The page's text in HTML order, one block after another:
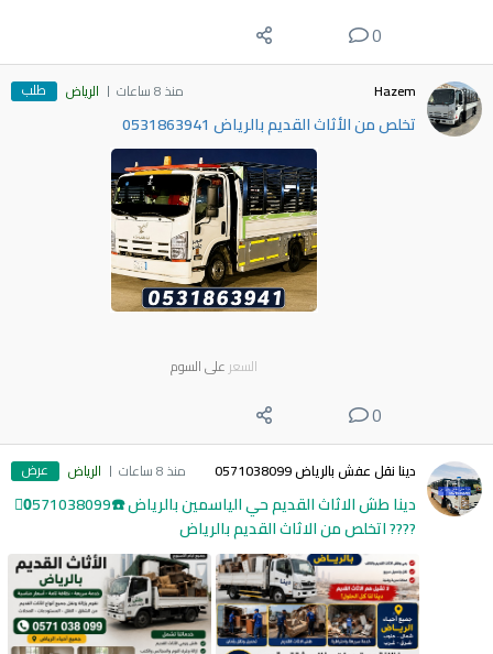
0
Hazem منذ 8 ساعات الرياض طلب
تخلص من الأثاث القديم بالرياض 0531863941
السعر على السوم
0
دينا نقل عفش بالرياض 0571038099 منذ 8 ساعات الرياض عرض
دينا طش الاثاث القديم حي الياسمين بالرياض ☎️0َ571038099
???? اتخلص من الاثاث القديم بالرياض